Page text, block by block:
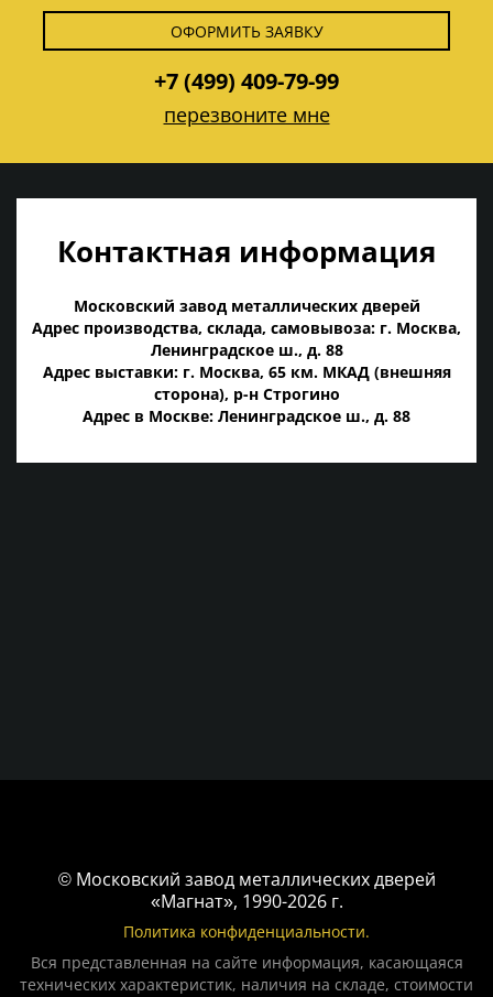
ОФОРМИТЬ ЗАЯВКУ
+7 (499) 409-79-99
перезвоните мне
Контактная информация
Московский завод металлических дверей
Адрес производства, склада, самовывоза: г. Москва,
Ленинградское ш., д. 88
Адрес выставки: г. Москва, 65 км. МКАД (внешняя
сторона), р-н Строгино
Адрес в Москве: Ленинградское ш., д. 88
© Московский завод металлических дверей
«Магнат», 1990-2026 г.
Политика конфиденциальности.
Вся представленная на сайте информация, касающаяся
технических характеристик, наличия на складе, стоимости